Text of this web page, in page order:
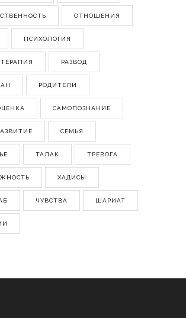
ОТНОШЕНИЯ
ПСИХОЛОГИЯ
РАЗВОД
РОДИТЕЛИ
САМОПОЗНАНИЕ
СЕМЬЯ
ТАЛАК ТРЕВОГА
ХАДИСЫ
ЧУВСТВА ШАРИАТ